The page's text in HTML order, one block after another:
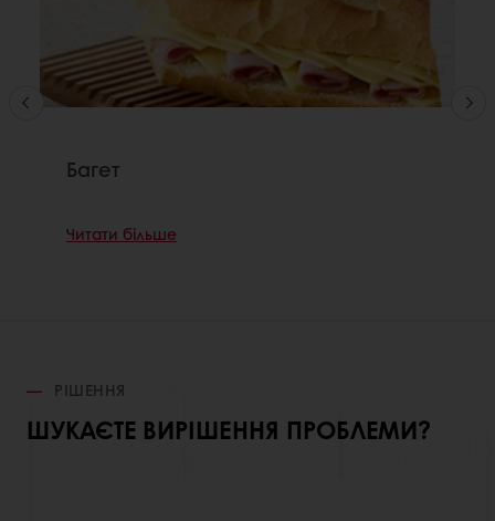
Багет
Читати більше
РІШЕННЯ
ШУКАЄТЕ ВИРІШЕННЯ ПРОБЛЕМИ?